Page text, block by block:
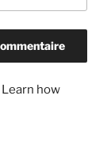
Learn how